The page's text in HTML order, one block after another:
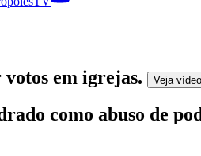
em igrejas. Veja vídeo
como abuso de